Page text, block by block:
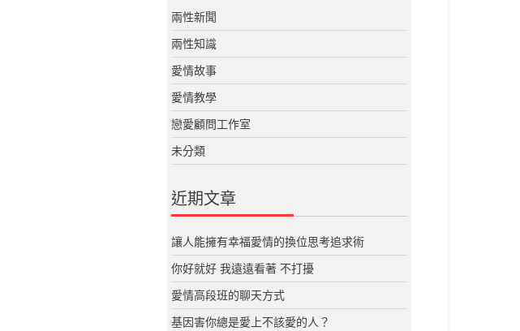
兩性新聞
兩性知識
愛情故事
愛情教學
戀愛顧問工作室
未分類
近期文章
讓人能擁有幸福愛情的換位思考追求術
你好就好 我遠遠看著 不打擾
愛情高段班的聊天方式
基因害你總是愛上不該愛的人？